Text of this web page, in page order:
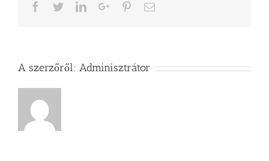
Facebook
TwitterLinkedInGoogle+PinterestEmail
A szerzőről: Adminisztrátor